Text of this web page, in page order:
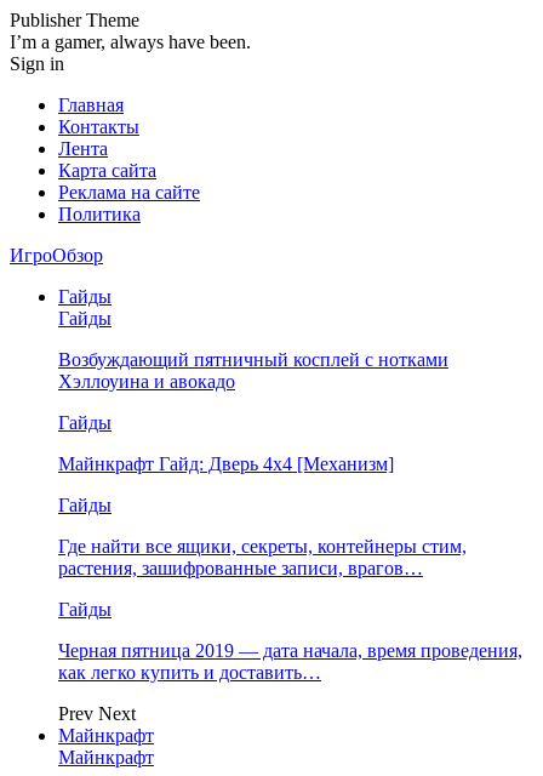
Publisher Theme
I’m a gamer, always have been.
Sign in
Главная
Контакты
Лента
Карта сайта
Реклама на сайте
Политика
ИгроОбзор
Гайды
Гайды
Возбуждающий пятничный косплей с нотками
Хэллоуина и авокадо
Гайды
Майнкрафт Гайд: Дверь 4х4 [Механизм]
Гайды
Где найти все ящики, секреты, контейнеры стим,
растения, зашифрованные записи, врагов…
Гайды
Черная пятница 2019 — дата начала, время проведения,
как легко купить и доставить…
Prev Next
Майнкрафт
Майнкрафт